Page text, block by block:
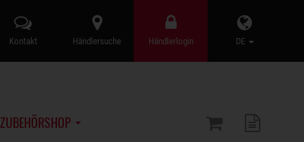
DE
Händlerlogin
Händlersuche
Kontakt
ZUBEHÖRSHOP